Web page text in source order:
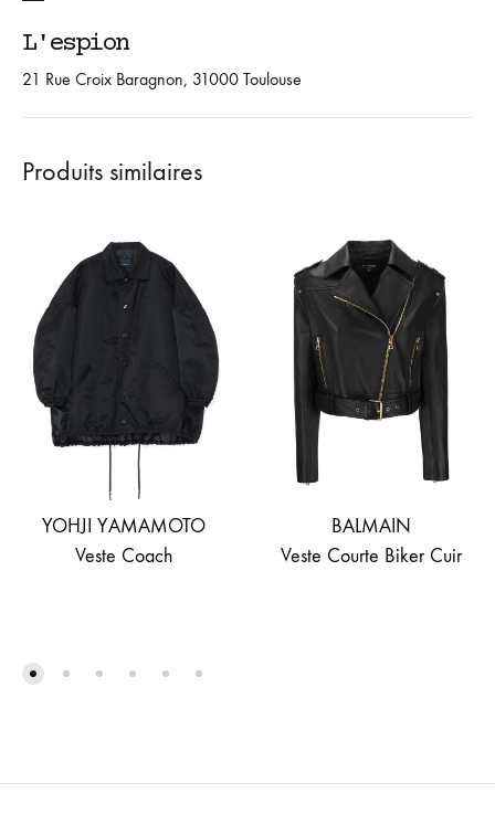
L'espion
21 Rue Croix Baragnon, 31000 Toulouse
Produits similaires
YOHJI YAMAMOTO
Veste Coach
BALMAIN
Veste Courte Biker Cuir